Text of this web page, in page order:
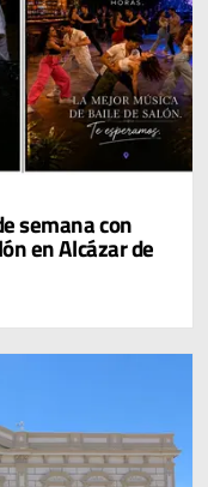
semana con
en Alcázar de